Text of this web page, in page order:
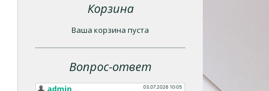
Корзина
Ваша корзина пуста
Вопрос-ответ